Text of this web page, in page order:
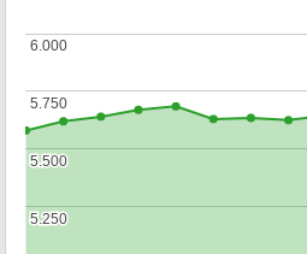
5.250
5.250
5.500
5.500
5.750
5.750
6.000
6.000